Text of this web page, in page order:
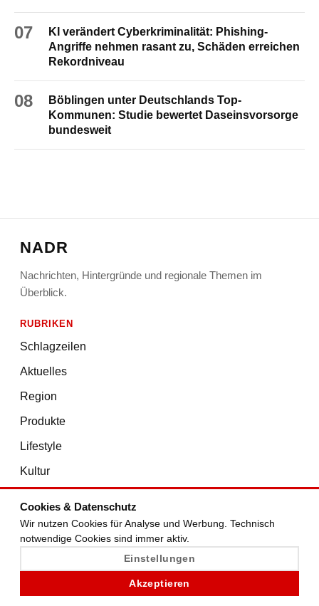
Cookies & Datenschutz
Wir nutzen Cookies für Analyse und Werbung. Technisch
notwendige Cookies sind immer aktiv.
Einstellungen
Akzeptieren
07
KI verändert Cyberkriminalität: Phishing-
Angriffe nehmen rasant zu, Schäden erreichen
Rekordniveau
08
Böblingen unter Deutschlands Top-
Kommunen: Studie bewertet Daseinsvorsorge
bundesweit
NADR
Nachrichten, Hintergründe und regionale Themen im
Überblick.
RUBRIKEN
Schlagzeilen
Aktuelles
Region
Produkte
Lifestyle
Kultur
Allgemeines
Startseite
Kontakt